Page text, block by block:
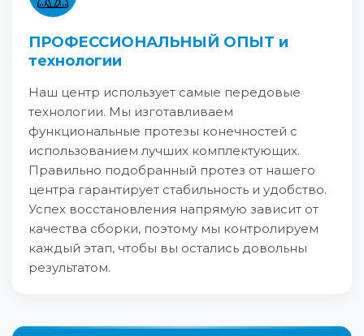
ПРОФЕССИОНАЛЬНЫЙ ОПЫТ и
технологии
Наш центр использует самые передовые
технологии. Мы изготавливаем
функциональные протезы конечностей с
использованием лучших комплектующих.
Правильно подобранный протез от нашего
центра гарантирует стабильность и удобство.
Успех восстановления напрямую зависит от
качества сборки, поэтому мы контролируем
каждый этап, чтобы вы остались довольны
результатом.